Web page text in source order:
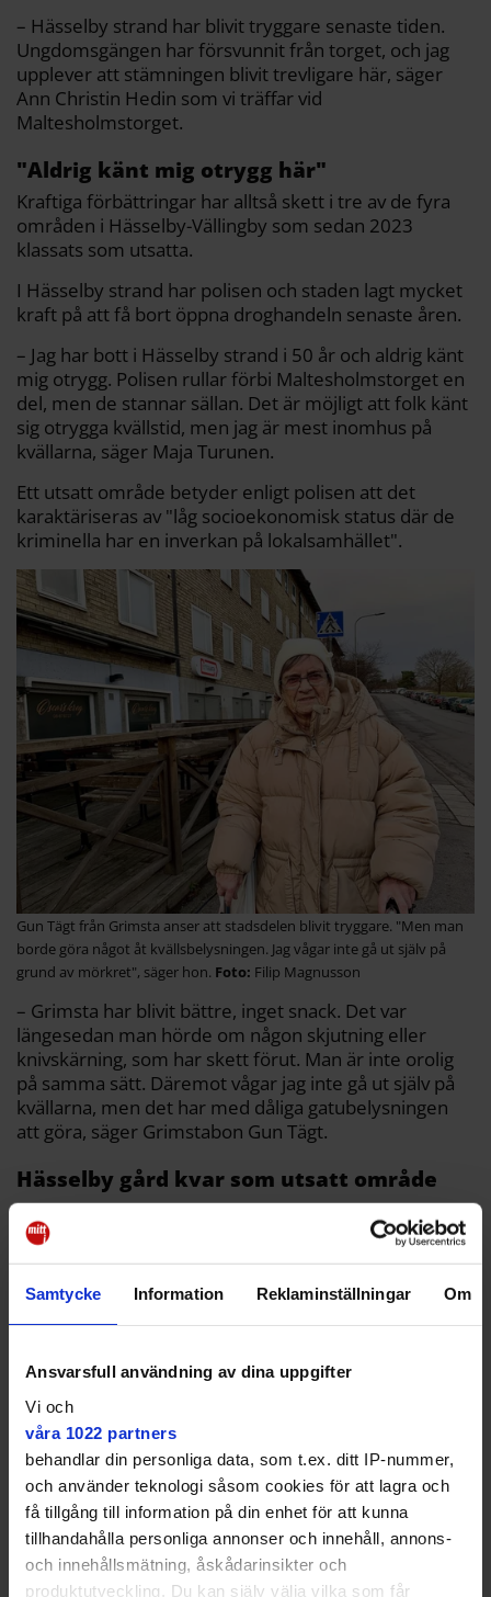
Samtycke Information Reklaminställningar Om
Ansvarsfull användning av dina uppgifter
Vi och
våra 1022 partners
behandlar din personliga data, som t.ex. ditt IP-nummer,
och använder teknologi såsom cookies för att lagra och
få tillgång till information på din enhet för att kunna
tillhandahålla personliga annonser och innehåll, annons-
och innehållsmätning, åskådarinsikter och
produktutveckling. Du kan själv välja vilka som får
– Hässelby strand har blivit tryggare senaste tiden.
Ungdomsgängen har försvunnit från torget, och jag
upplever att stämningen blivit trevligare här, säger
Ann Christin Hedin som vi träffar vid
Maltesholmstorget.
"Aldrig känt mig otrygg här"
Kraftiga förbättringar har alltså skett i tre av de fyra
områden i Hässelby-Vällingby som sedan 2023
klassats som utsatta.
I Hässelby strand har polisen och staden lagt mycket
kraft på att få bort öppna droghandeln senaste åren.
– Jag har bott i Hässelby strand i 50 år och aldrig känt
mig otrygg. Polisen rullar förbi Maltesholmstorget en
del, men de stannar sällan. Det är möjligt att folk känt
sig otrygga kvällstid, men jag är mest inomhus på
kvällarna, säger Maja Turunen.
Ett utsatt område betyder enligt polisen att det
karaktäriseras av "låg socioekonomisk status där de
kriminella har en inverkan på lokalsamhället".
Gun Tägt från Grimsta anser att stadsdelen blivit tryggare. "Men man
borde göra något åt kvällsbelysningen. Jag vågar inte gå ut själv på
grund av mörkret", säger hon.
Filip Magnusson
– Grimsta har blivit bättre, inget snack. Det var
längesedan man hörde om någon skjutning eller
knivskärning, som har skett förut. Man är inte orolig
på samma sätt. Däremot vågar jag inte gå ut själv på
kvällarna, men det har med dåliga gatubelysningen
att göra, säger Grimstabon Gun Tägt.
Hässelby gård kvar som utsatt område
Natatha Kubgon är ute och rastar hunden en bit bort.
snack.
– Vi har aldrig någonsin känt oss otrygga i Grimsta.
Men det är väl bra att det är på väg att bli ännu bättre,
säger hon.